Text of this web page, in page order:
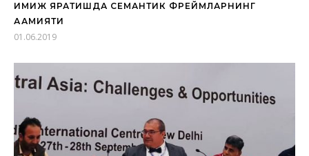
ИМИЖ ЯРАТИШДА СЕМАНТИК ФРЕЙМЛАРНИНГ
АҲАМИЯТИ
01.06.2019